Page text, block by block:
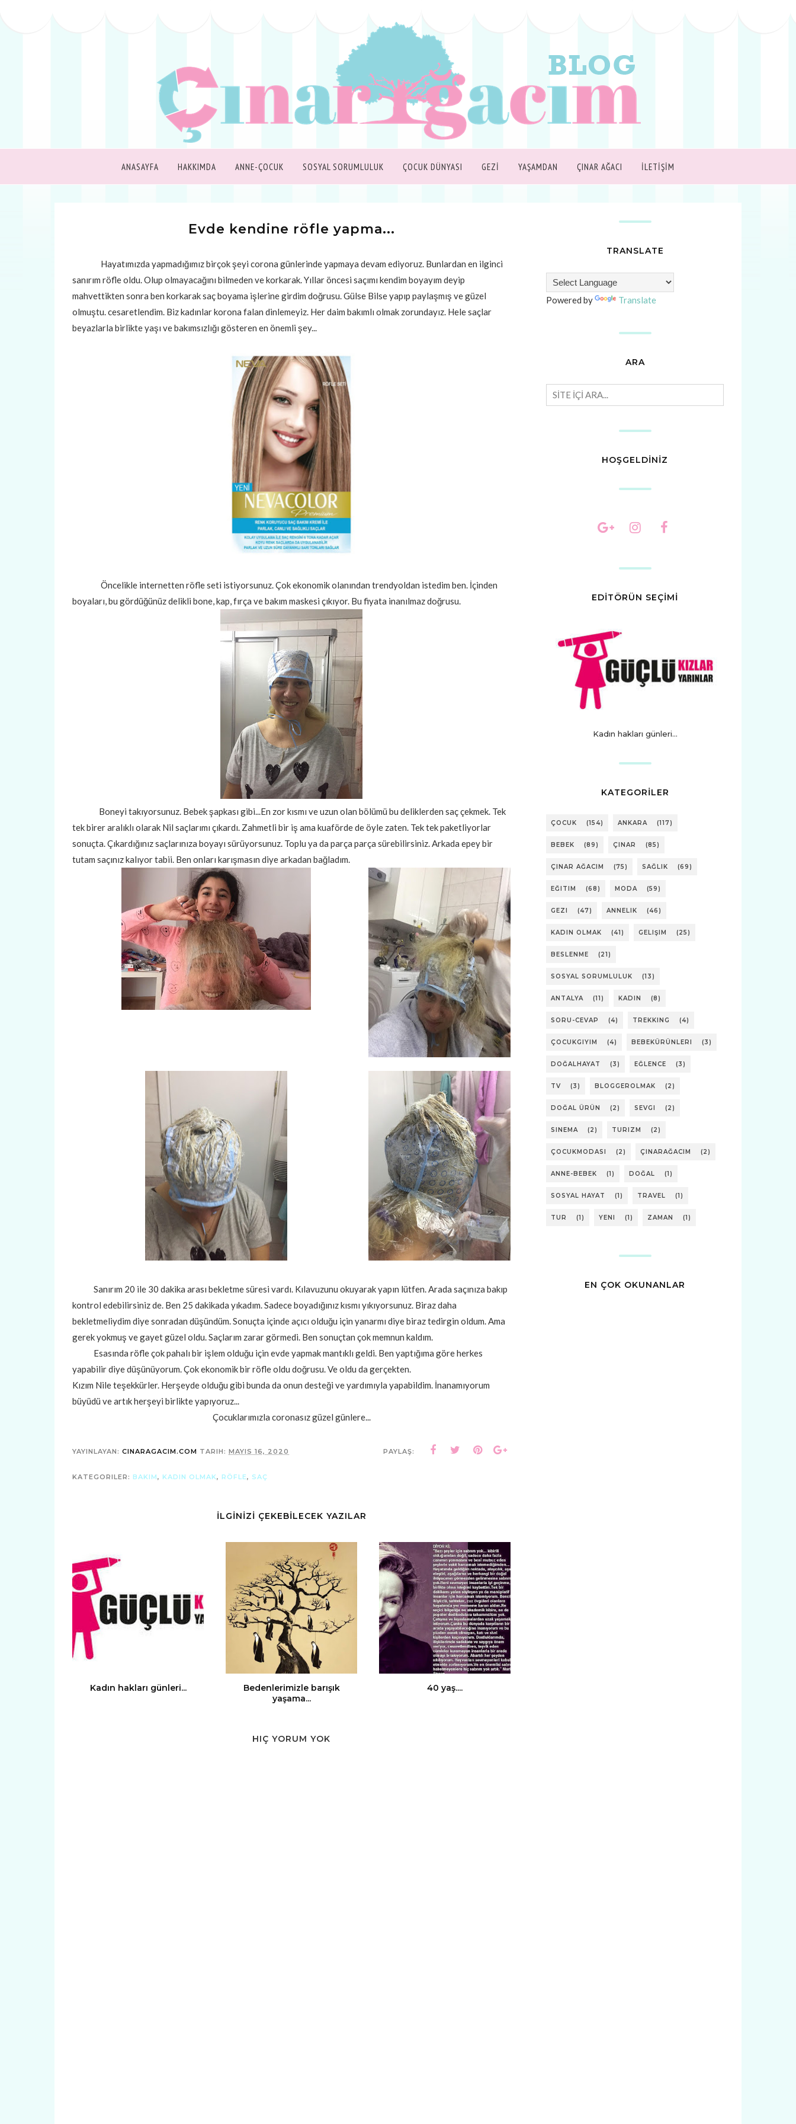
ANASAYFA HAKKIMDA ANNE-ÇOCUK SOSYAL SORUMLULUK ÇOCUK DÜNYASI GEZİ YAŞAMDAN ÇINAR AĞACI İLETİŞİM
Evde kendine röfle yapma...
Hayatımızda yapmadığımız birçok şeyi corona günlerinde yapmaya devam ediyoruz. Bunlardan en ilginci
sanırım röfle oldu. Olup olmayacağını bilmeden ve korkarak. Yıllar öncesi saçımı kendim boyayım deyip
mahvettikten sonra ben korkarak saç boyama işlerine girdim doğrusu. Gülse Bilse yapıp paylaşmış ve güzel
olmuştu. cesaretlendim. Biz kadınlar korona falan dinlemeyiz. Her daim bakımlı olmak zorundayız. Hele saçlar
beyazlarla birlikte yaşı ve bakımsızlığı gösteren en önemli şey...
Öncelikle internetten röfle seti istiyorsunuz. Çok ekonomik olanından trendyoldan istedim ben. İçinden
boyaları, bu gördüğünüz delikli bone, kap, fırça ve bakım maskesi çıkıyor. Bu fiyata inanılmaz doğrusu.
Boneyi takıyorsunuz. Bebek şapkası gibi...En zor kısmı ve uzun olan bölümü bu deliklerden saç çekmek. Tek
tek birer aralıklı olarak Nil saçlarımı çıkardı. Zahmetli bir iş ama kuaförde de öyle zaten. Tek tek paketliyorlar
sonuçta. Çıkardığınız saçlarınıza boyayı sürüyorsunuz. Toplu ya da parça parça sürebilirsiniz. Arkada epey bir
tutam saçınız kalıyor tabii. Ben onları karışmasın diye arkadan bağladım.
Sanırım 20 ile 30 dakika arası bekletme süresi vardı. Kılavuzunu okuyarak yapın lütfen. Arada saçınıza bakıp
kontrol edebilirsiniz de. Ben 25 dakikada yıkadım. Sadece boyadığınız kısmı yıkıyorsunuz. Biraz daha
bekletmeliydim diye sonradan düşündüm. Sonuçta içinde açıcı olduğu için yanarmı diye biraz tedirgin oldum. Ama
gerek yokmuş ve gayet güzel oldu. Saçlarım zarar görmedi. Ben sonuçtan çok memnun kaldım.
Esasında röfle çok pahalı bir işlem olduğu için evde yapmak mantıklı geldi. Ben yaptığıma göre herkes
yapabilir diye düşünüyorum. Çok ekonomik bir röfle oldu doğrusu. Ve oldu da gerçekten.
Kızım Nile teşekkürler. Herşeyde olduğu gibi bunda da onun desteği ve yardımıyla yapabildim. İnanamıyorum
büyüdü ve artık herşeyi birlikte yapıyoruz...
Çocuklarımızla coronasız güzel günlere...
YAYINLAYAN: CINARAGACIM.COM TARIH: MAYIS 16, 2020 PAYLAŞ:
KATEGORILER: BAKIM, KADIN OLMAK, RÖFLE, SAÇ
İLGİNİZİ ÇEKEBİLECEK YAZILAR
Kadın hakları günleri...
Bedenlerimizle barışık
yaşama...
40 yaş....
HIÇ YORUM YOK
TRANSLATE
Powered by Translate
ARA
HOŞGELDİNİZ
EDİTÖRÜN SEÇİMİ
Kadın hakları günleri...
KATEGORİLER
ÇOCUK (154) ANKARA (117)
BEBEK (89) ÇINAR (85)
ÇINAR AĞACIM (75) SAĞLIK (69)
EĞITIM (68) MODA (59)
GEZI (47) ANNELIK (46)
KADIN OLMAK (41) GELIŞIM (25)
BESLENME (21)
SOSYAL SORUMLULUK (13)
ANTALYA (11) KADIN (8)
SORU-CEVAP (4) TREKKING (4)
ÇOCUKGIYIM (4) BEBEKÜRÜNLERI (3)
DOĞALHAYAT (3) EĞLENCE (3)
TV (3) BLOGGEROLMAK (2)
DOĞAL ÜRÜN (2) SEVGI (2)
SINEMA (2) TURIZM (2)
ÇOCUKMODASI (2) ÇINARAĞACIM (2)
ANNE-BEBEK (1) DOĞAL (1)
SOSYAL HAYAT (1) TRAVEL (1)
TUR (1) YENI (1) ZAMAN (1)
EN ÇOK OKUNANLAR